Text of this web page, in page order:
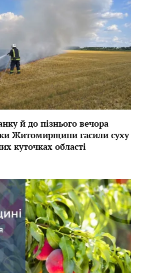
й до пізнього вечора
Житомирщини гасили суху
куточках області